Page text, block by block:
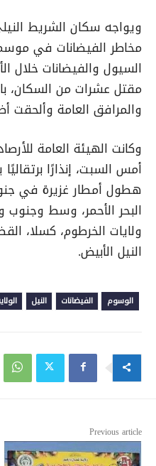
ويواجه سكان الشريط
مخاطر الفيضانات في
السيول والفيضانات خلال
مقتل عشرات من السكان،
والمرافق العامة وألحقت
وكانت الهيئة العامة
أمس السبت، إنذارًا
هطول أمطار غزيرة في
البحر الأحمر، وسط وجنوب
ولايات الخرطوم، كسلا،
النيل الأبيض.
الوسوم الفيضانات النيل
Previous article